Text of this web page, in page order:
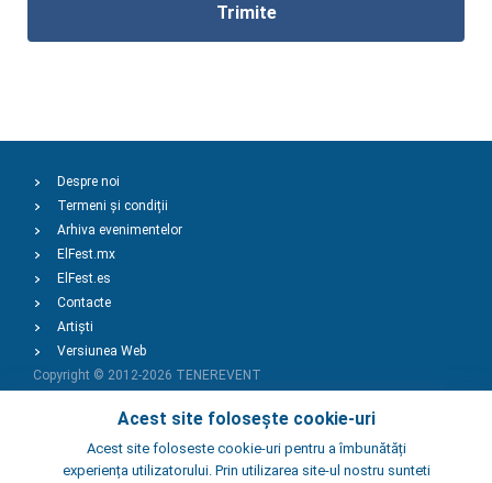
Trimite
Acest site folosește cookie-uri
Acest site foloseste cookie-uri pentru a îmbunătăți
experiența utilizatorului. Prin utilizarea site-ul nostru sunteti
Despre noi
Termeni și condiții
Arhiva evenimentelor
ElFest.mx
ElFest.es
Contacte
Artiști
Versiunea Web
Copyright © 2012-2026 TENEREVENT
Adaugă Eveniment